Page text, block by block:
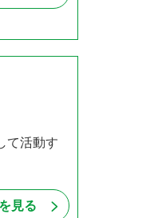
て活動す
見る